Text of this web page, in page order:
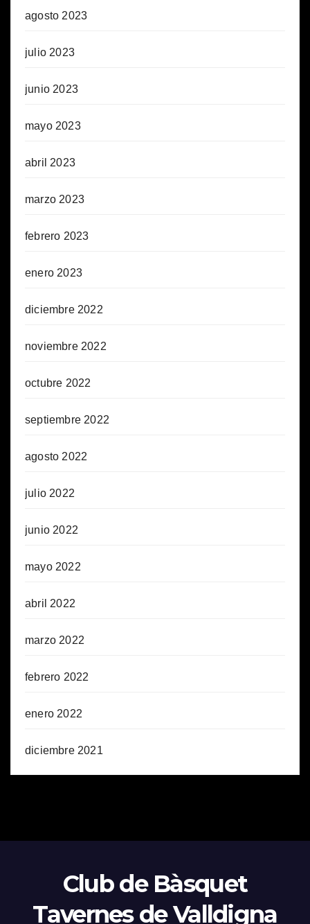
agosto 2023
julio 2023
junio 2023
mayo 2023
abril 2023
marzo 2023
febrero 2023
enero 2023
diciembre 2022
noviembre 2022
octubre 2022
septiembre 2022
agosto 2022
julio 2022
junio 2022
mayo 2022
abril 2022
marzo 2022
febrero 2022
enero 2022
diciembre 2021
Club de Bàsquet
Tavernes de Valldigna